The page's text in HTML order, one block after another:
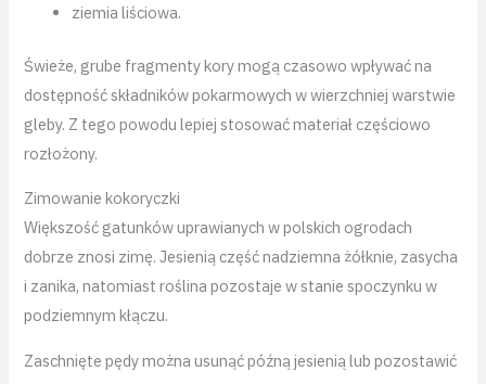
ziemia liściowa.
Świeże, grube fragmenty kory mogą czasowo wpływać na
dostępność składników pokarmowych w wierzchniej warstwie
gleby. Z tego powodu lepiej stosować materiał częściowo
rozłożony.
Zimowanie kokoryczki
Większość gatunków uprawianych w polskich ogrodach
dobrze znosi zimę. Jesienią część nadziemna żółknie, zasycha
i zanika, natomiast roślina pozostaje w stanie spoczynku w
podziemnym kłączu.
Zaschnięte pędy można usunąć późną jesienią lub pozostawić